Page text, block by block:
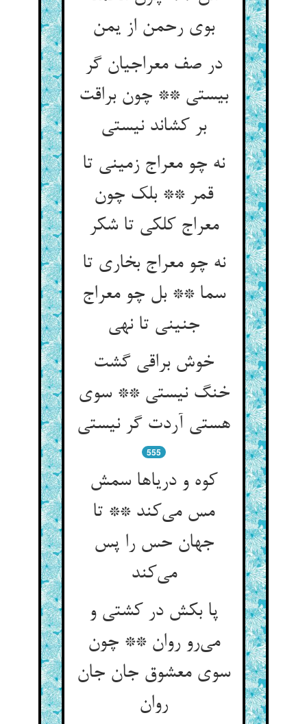
بوی رحمن از یمن
در صف معراجیان گر
بیستی ** چون براقت
بر کشاند نیستی
نه چو معراج زمینی تا
قمر ** بلک چون
معراج کلکی تا شکر
نه چو معراج بخاری تا
سما ** بل چو معراج
جنینی تا نهی
خوش براقی گشت
خنگ نیستی ** سوی
هستی آردت گر نیستی
555
کوه و دریاها سمش
مس می‌کند ** تا
جهان حس را پس
می‌کند
پا بکش در کشتی و
می‌رو روان ** چون
سوی معشوق جان جان
روان